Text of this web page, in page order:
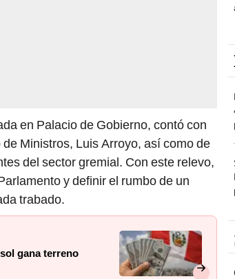
en Palacio de Gobierno, contó con
Ministros, Luis Arroyo, así como de
del sector gremial. Con este relevo,
y definir el rumbo de un
trabado.
gana terreno